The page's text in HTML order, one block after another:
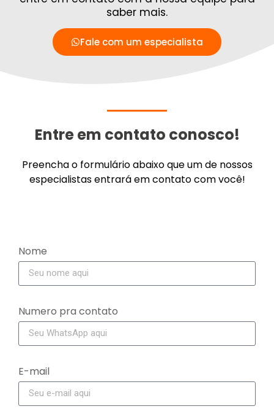
saber mais.
Fale com um especialista
Entre em contato conosco!
Preencha o formulário abaixo que um de nossos
especialistas entrará em contato com você!
Nome
Numero pra contato
E-mail